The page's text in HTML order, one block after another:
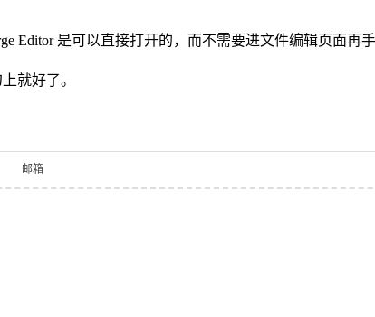
Editor 是可以直接打开的，而不需要进文件编辑页面再手
就好了。
邮箱